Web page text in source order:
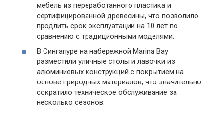
мебель из переработанного пластика и
сертифицированной древесины, что позволило
продлить срок эксплуатации на 10 лет по
сравнению с традиционными моделями.
В Сингапуре на набережной Marina Bay
разместили уличные столы и лавочки из
алюминиевых конструкций с покрытием на
основе природных материалов, что значительно
сократило техническое обслуживание за
несколько сезонов.